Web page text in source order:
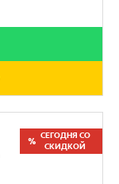
СЕГОДНЯ СО
СКИДКОЙ